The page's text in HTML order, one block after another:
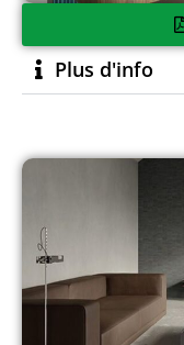
Plus d'info